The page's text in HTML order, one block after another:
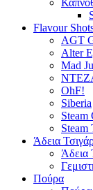
Flavour
AGT
Alter
Mad
OhF!
Siberia
Steam
Άδεια
Άδεια
Πούρα